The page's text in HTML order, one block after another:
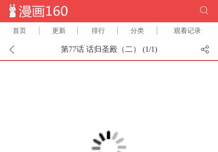
首页 更新 排行 分类 观看记录
第77话 话归圣殿（二） (1/1)